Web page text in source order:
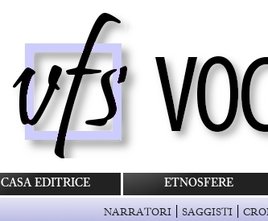
CASA EDITRICE ETNOSFERE
NARRATORI | SAGGISTI |